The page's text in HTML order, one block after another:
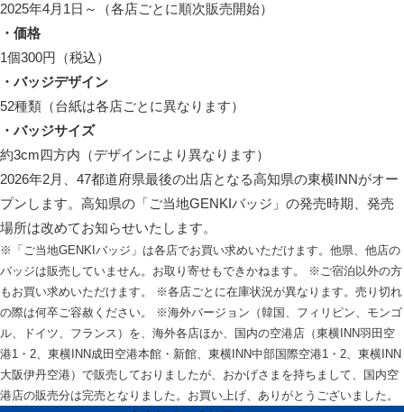
2025年4月1日～（各店ごとに順次販売開始）
・価格
1個300円（税込）
・バッジデザイン
52種類（台紙は各店ごとに異なります）
・バッジサイズ
約3cm四方内（デザインにより異なります）
2026年2月、47都道府県最後の出店となる高知県の東横INNがオー
プンします。高知県の「ご当地GENKIバッジ」の発売時期、発売
場所は改めてお知らせいたします。
※「ご当地GENKIバッジ」は各店でお買い求めいただけます。他県、他店の
バッジは販売していません。お取り寄せもできかねます。 ※ご宿泊以外の方
もお買い求めいただけます。 ※各店ごとに在庫状況が異なります。売り切れ
の際は何卒ご容赦ください。 ※海外バージョン（韓国、フィリピン、モンゴ
ル、ドイツ、フランス）を、海外各店ほか、国内の空港店（東横INN羽田空
港1・2、東横INN成田空港本館・新館、東横INN中部国際空港1・2、東横INN
大阪伊丹空港）で販売しておりましたが、おかげさまを持ちまして、国内空
港店の販売分は完売となりました。お買い上げ、ありがとうございました。